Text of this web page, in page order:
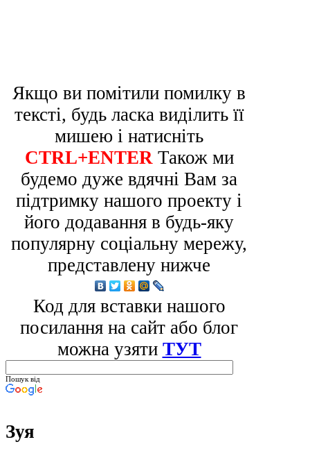
Якщо ви помітили помилку в
тексті, будь ласка виділить її
мишею і натисніть
CTRL+ENTER Також ми
будемо дуже вдячні Вам за
підтримку нашого проекту і
його додавання в будь-яку
популярну соціальну мережу,
представлену нижче
Код для вставки нашого
посилання на сайт або блог
можна узяти ТУТ
Пошук від
Зуя